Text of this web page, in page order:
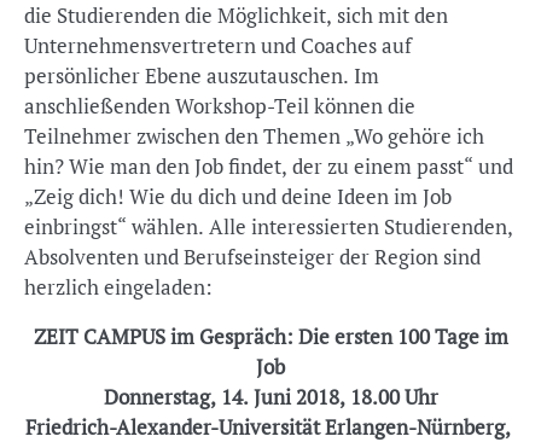
die Studierenden die Möglichkeit, sich mit den
Unternehmensvertretern und Coaches auf
persönlicher Ebene auszutauschen. Im
anschließenden Workshop-Teil können die
Teilnehmer zwischen den Themen „Wo gehöre ich
hin? Wie man den Job findet, der zu einem passt“ und
„Zeig dich! Wie du dich und deine Ideen im Job
einbringst“ wählen. Alle interessierten Studierenden,
Absolventen und Berufseinsteiger der Region sind
herzlich eingeladen:
ZEIT CAMPUS im Gespräch: Die ersten 100 Tage im
Job
Donnerstag, 14. Juni 2018, 18.00 Uhr
Friedrich-Alexander-Universität Erlangen-Nürnberg,